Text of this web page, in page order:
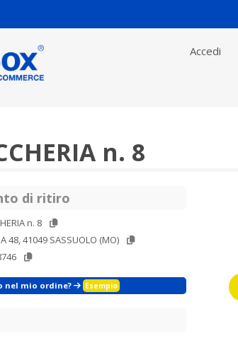
Accedi
n. 8
di ritiro
n. 8
48, 41049 SASSUOLO (MO)
nel mio ordine? Esempio